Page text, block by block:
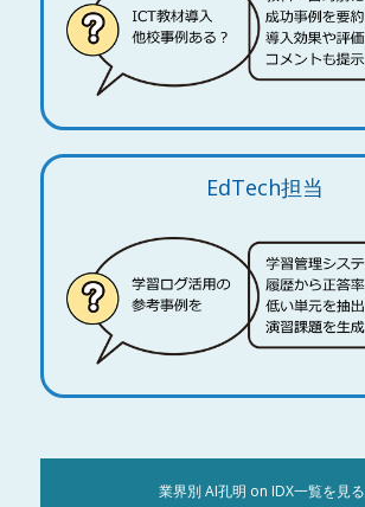
EdTech担当
業界別 AI孔明 on IDX一覧を見る